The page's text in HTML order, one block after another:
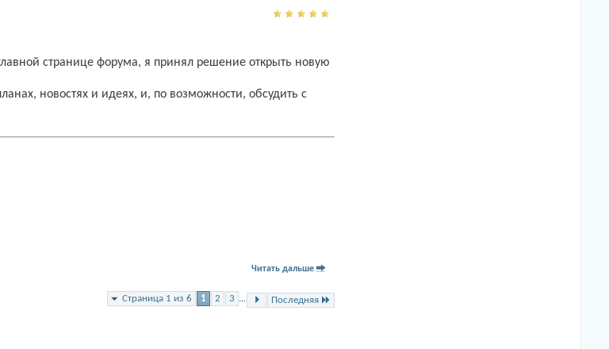
странице форума, я принял решение открыть новую
новостях и идеях, и, по возможности, обсудить с
Читать дальше
Страница 1 из 6 1 2 3 Последняя